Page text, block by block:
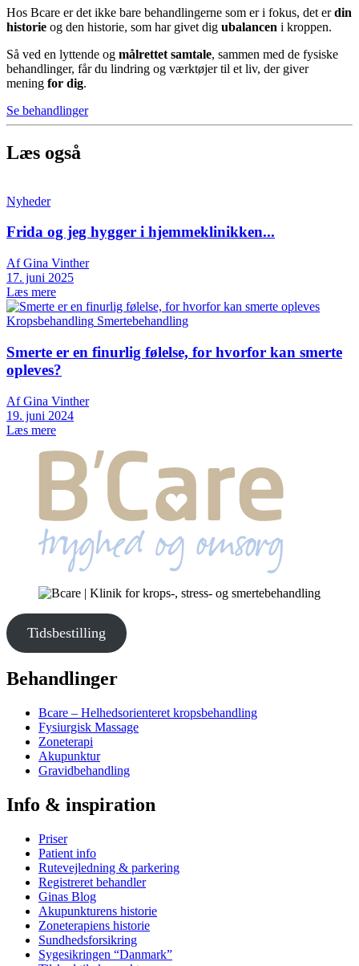
Hos Bcare er det ikke bare behandlingerne som er i fokus, det erdin
historie og den historie, som har givet dig ubalancen i kroppen.
Så ved en lyttende og målrettet samtale, sammen med de fysiske
behandlinger, får du lindring og værktøjer til et liv, der giver
mening for dig.
Se behandlinger
Læs også
Nyheder
Frida og jeg hygger i hjemmeklinikken...
Af Gina Vinther
17. juni 2025
Læs mere
Kropsbehandling Smertebehandling
Smerte er en finurlig følelse, for hvorfor kan smerte
opleves?
Af Gina Vinther
19. juni 2024
Læs mere
Tidsbestilling
Behandlinger
Bcare – Helhedsorienteret kropsbehandling
Fysiurgisk Massage
Zoneterapi
Akupunktur
Gravidbehandling
Info & inspiration
Priser
Patient info
Rutevejledning & parkering
Registreret behandler
Ginas Blog
Akupunkturens historie
Zoneterapiens historie
Sundhedsforsikring
Sygesikringen “Danmark”